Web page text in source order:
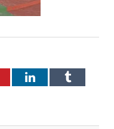
LinkedInTumblr